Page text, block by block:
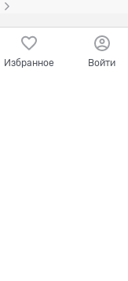
Избранное Войти